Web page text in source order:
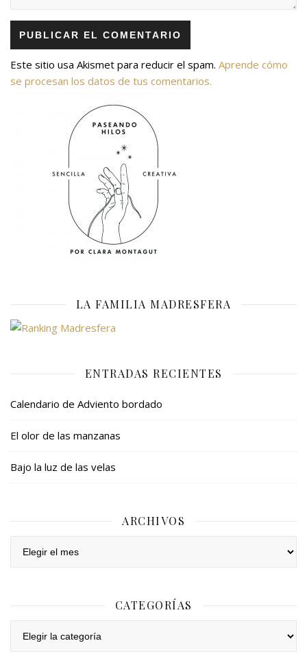
Este sitio usa Akismet para reducir el spam. Aprende cómo
se procesan los datos de tus comentarios.
LA FAMILIA MADRESFERA
ENTRADAS RECIENTES
Calendario de Adviento bordado
El olor de las manzanas
Bajo la luz de las velas
ARCHIVOS
CATEGORÍAS